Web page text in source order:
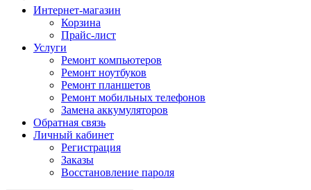
Интернет-магазин
Корзина
Прайс-лист
Услуги
Ремонт компьютеров
Ремонт ноутбуков
Ремонт планшетов
Ремонт мобильных телефонов
Замена аккумуляторов
Обратная связь
Личный кабинет
Регистрация
Заказы
Восстановление пароля